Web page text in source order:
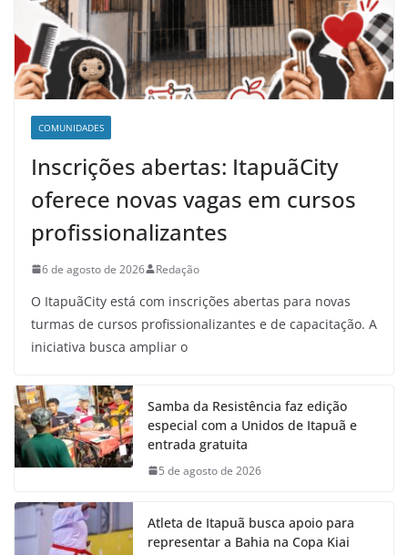
COMUNIDADES
Inscrições abertas: ItapuãCity
oferece novas vagas em cursos
profissionalizantes
6 de agosto de 2026 Redação
O ItapuãCity está com inscrições abertas para novas
turmas de cursos profissionalizantes e de capacitação. A
iniciativa busca ampliar o
Samba da Resistência faz edição
especial com a Unidos de Itapuã e
entrada gratuita
5 de agosto de 2026
Atleta de Itapuã busca apoio para
representar a Bahia na Copa Kiai